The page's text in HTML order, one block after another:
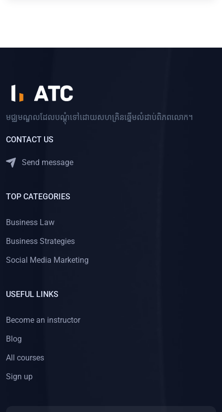
មជ្ឈមណ្ឌលដែលបណ្ដុំទៅដោយសហគ្រិនឆ្នើមលំដាប់ពិភពលោក។
CONTACT US
Send message
TOP CATEGORIES
Business Law
Business Strategies
Social Media Marketing
USEFUL LINKS
Become an instructor
Blog
All courses
Sign up